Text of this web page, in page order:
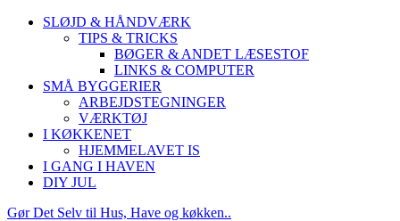
SLØJD & HÅNDVÆRK
TIPS & TRICKS
BØGER & ANDET LÆSESTOF
LINKS & COMPUTER
SMÅ BYGGERIER
ARBEJDSTEGNINGER
VÆRKTØJ
I KØKKENET
HJEMMELAVET IS
I GANG I HAVEN
DIY JUL
Gør Det Selv til Hus, Have og køkken..